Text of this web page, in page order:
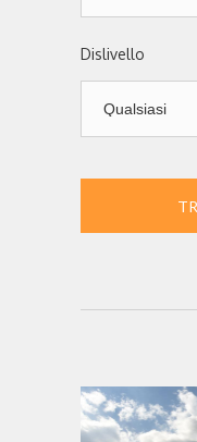
Dislivello